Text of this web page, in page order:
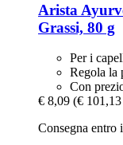
Arista
Grassi, 80 g
Per i
Regola la
Con
€ 8,09 (€
Consegna entro